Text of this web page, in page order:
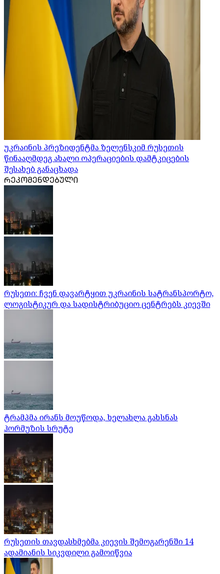
უკრაინის პრეზიდენტმა ზელენსკიმ რუსეთის
წინააღმდეგ ახალი ოპერაციების დამტკიცების
შესახებ განაცხადა
ᲠᲔᲙᲝᲛᲔᲜᲓᲔᲑᲣᲚᲘ
რუსეთი: ჩვენ დავარტყით უკრაინის სატრანსპორტო,
ლოგისტიკურ და სადისტრიბუციო ცენტრებს კიევში
ტრამპმა ირანს მოუწოდა, ხელახლა გახსნას
ჰორმუზის სრუტე
რუსეთის თავდასხმებმა კიევის შემოგარენში 14
ადამიანის სიკვდილი გამოიწვია